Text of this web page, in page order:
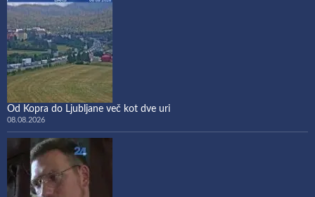
Od Kopra do Ljubljane več kot dve uri
08.08.2026